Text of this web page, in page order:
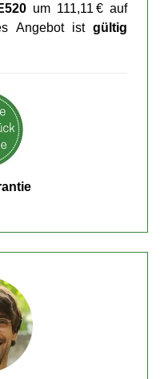
um 111,11 € auf
An­gebot ist gültig